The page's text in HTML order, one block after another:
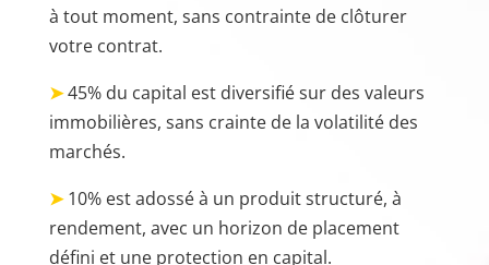
à tout moment, sans contrainte de clôturer
votre contrat.
➤45% du capital est diversifié sur des valeurs
immobilières, sans crainte de la volatilité des
marchés.
➤10% est adossé à un produit structuré, à
rendement, avec un horizon de placement
défini et une protection en capital.